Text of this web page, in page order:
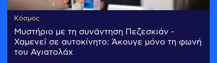
Κόσμος
Μυστήριο με τη συνάντηση Πεζεσκιάν -
Χαμενεΐ σε αυτοκίνητο: Άκουγε μόνο τη φωνή
του Αγιατολάχ